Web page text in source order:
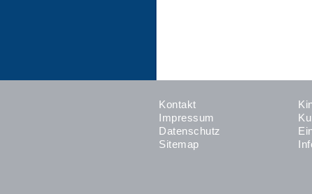
Kontakt
Impressum
Datenschutz
Sitemap